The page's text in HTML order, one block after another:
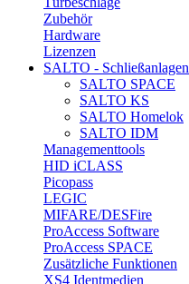
Zubehör
Hardware
Lizenzen
SALTO - Schließanlagen
SALTO SPACE
SALTO KS
SALTO Homelok
SALTO IDM
Managementtools
HID iCLASS
Picopass
LEGIC
MIFARE/DESFire
ProAccess Software
ProAccess SPACE
Zusätzliche Funktionen
XS4 Identmedien